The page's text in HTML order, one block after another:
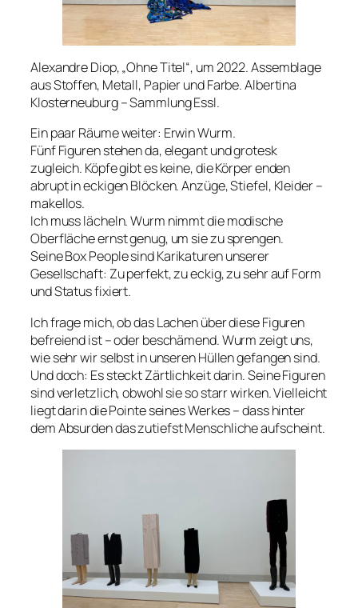
Alexandre Diop, „Ohne Titel“, um 2022. Assemblage
aus Stoffen, Metall, Papier und Farbe. Albertina
Klosterneuburg – Sammlung Essl.
Ein paar Räume weiter: Erwin Wurm.
Fünf Figuren stehen da, elegant und grotesk
zugleich. Köpfe gibt es keine, die Körper enden
abrupt in eckigen Blöcken. Anzüge, Stiefel, Kleider –
makellos.
Ich muss lächeln. Wurm nimmt die modische
Oberfläche ernst genug, um sie zu sprengen.
SeineBox Peoplesind Karikaturen unserer
Gesellschaft: Zu perfekt, zu eckig, zu sehr auf Form
und Status fixiert.
Ich frage mich, ob das Lachen über diese Figuren
befreiend ist – oder beschämend. Wurm zeigt uns,
wie sehr wir selbst in unseren Hüllen gefangen sind.
Und doch: Es steckt Zärtlichkeit darin. Seine Figuren
sind verletzlich, obwohl sie so starr wirken. Vielleicht
liegt darin die Pointe seines Werkes – dass hinter
dem Absurden das zutiefst Menschliche aufscheint.